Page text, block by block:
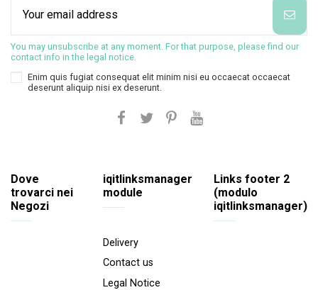
You may unsubscribe at any moment. For that purpose, please find our
contact info in the legal notice.
Enim quis fugiat consequat elit minim nisi eu occaecat occaecat
deserunt aliquip nisi ex deserunt.
Dove
trovarci nei
Negozi
iqitlinksmanager
module
Delivery
Contact us
Legal Notice
Links footer 2
(modulo
iqitlinksmanager)